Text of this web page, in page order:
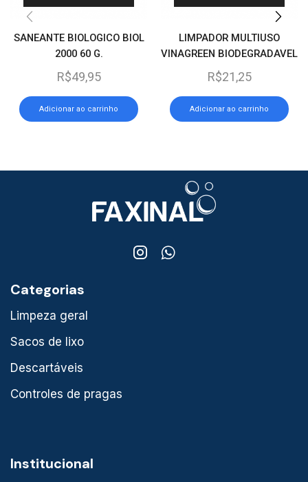
SANEANTE BIOLOGICO BIOL
2000 60 G.
R$49,95
Adicionar ao carrinho
LIMPADOR MULTIUSO
VINAGREEN BIODEGRADAVEL
CAMPOS DE LAVANDA 2
LITROS
R$21,25
Adicionar ao carrinho
Categorias
Limpeza geral
Sacos de lixo
Descartáveis
Controles de pragas
Institucional